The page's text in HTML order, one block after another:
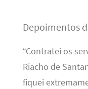
Depoimentos
“Contratei os
Riacho de
fiquei